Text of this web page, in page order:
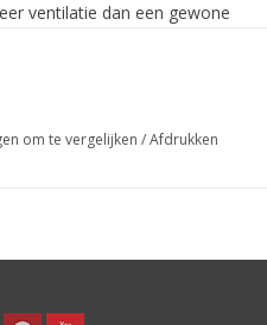
ventilatie dan een gewone
tot een klein pakketje in
om te vergelijken /Afdrukken